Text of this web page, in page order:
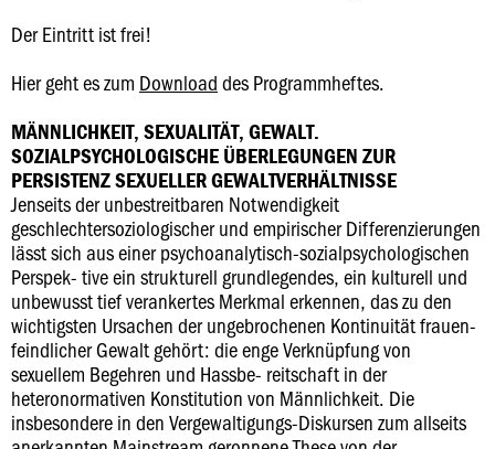
Der Eintritt ist frei!
Hier geht es zum Download des Programmheftes.
MÄNNLICHKEIT, SEXUALITÄT, GEWALT.
SOZIALPSYCHOLOGISCHE ÜBERLEGUNGEN ZUR
PERSISTENZ SEXUELLER GEWALTVERHÄLTNISSE
Jenseits der unbestreitbaren Notwendigkeit
geschlechtersoziologischer und empirischer Differenzierungen
lässt sich aus einer psychoanalytisch-sozialpsychologischen
Perspek- tive ein strukturell grundlegendes, ein kulturell und
unbewusst tief verankertes Merkmal erkennen, das zu den
wichtigsten Ursachen der ungebrochenen Kontinuität frauen-
feindlicher Gewalt gehört: die enge Verknüpfung von
sexuellem Begehren und Hassbe- reitschaft in der
heteronormativen Konstitution von Männlichkeit. Die
insbesondere in den Vergewaltigungs-Diskursen zum allseits